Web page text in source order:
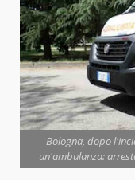
Bologna, dopo
un'ambulanza: